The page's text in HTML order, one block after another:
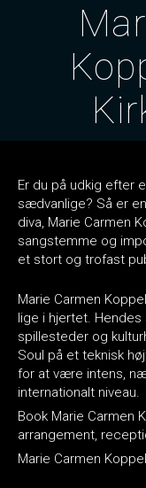
Er du på udkig efter
sædvanlige? Så er
diva, Marie Carmen
sangstemme og
et stort og trofast
Marie Carmen
lige i hjertet.
spillesteder og
Soul på et teknisk
for at være intens,
internationalt niveau.
Book Marie Carmen
arrangement,
Marie Carmen